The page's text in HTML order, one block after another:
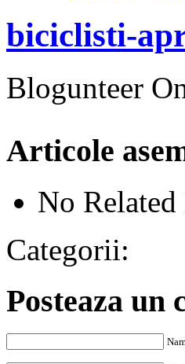
biciclisti-
Blogunteer
Articole
No Related
Categorii:
Posteaza un